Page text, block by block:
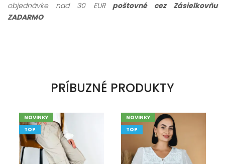
objednávke nad 30 EURpoštovné cez Zásielkovňu
ZADARMO
PRÍBUZNÉ PRODUKTY
NOVINKY
TOP
NOVINKY
TOP